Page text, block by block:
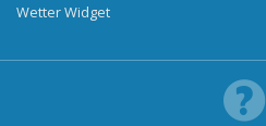
Wetter Widget